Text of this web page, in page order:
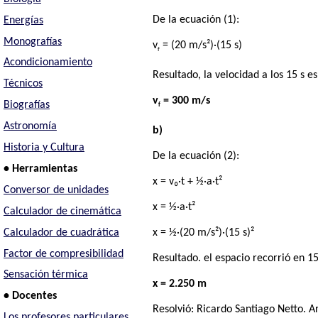
Energías
Monografías
Acondicionamiento
Técnicos
Biografías
Astronomía
Historia y Cultura
• Herramientas
Conversor de unidades
Calculador de cinemática
Calculador de cuadrática
Factor de compresibilidad
Sensación térmica
• Docentes
De la ecuación (1):
vf = (20 m/s²)·(15 s)
Resultado, la velocidad a los 15 s
vf = 300 m/s
b)
De la ecuación (2):
x = v₀·t + ½·a·t²
x = ½·a·t²
x = ½·(20 m/s²)·(15 s)²
Resultado. el espacio recorrió en
x = 2.250 m
Resolvió: Ricardo Santiago Netto.